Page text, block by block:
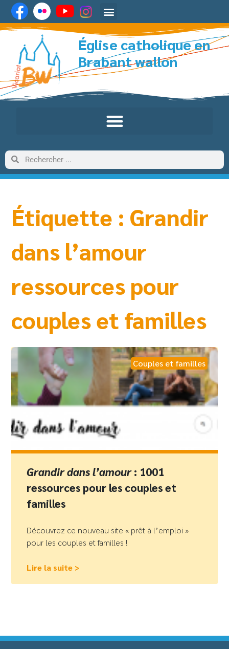
Église catholique en
Brabant wallon
Étiquette : Grandir
dans l’amour
ressources pour
couples et familles
Couples et familles
Grandir dans l’amour: 1001
ressources pour les couples et
familles
Découvrez ce nouveau site « prêt à l’emploi »
pour les couples et familles !
Lire la suite >